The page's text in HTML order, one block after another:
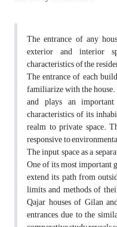
The entrance of any
exterior and interior
characteristics of the
The entrance of each
familiarize with the
and plays an
characteristics of its
realm to private space.
responsive to
The input space as a
One of its most important
extend its path from
limits and methods of
Qajar houses of Gilan
entrances, due to the